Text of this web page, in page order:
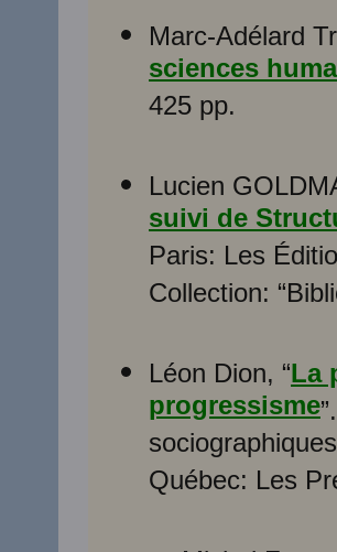
Marc-Adélard
sciences
425 pp.
Lucien
suivi de
Paris: Les
Collection:
Léon Dion, “La
progressisme
Québec: Les